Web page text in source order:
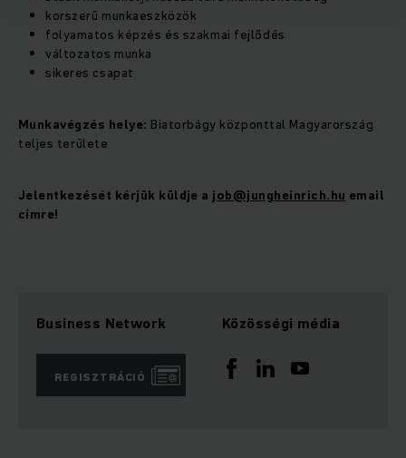
korszerű munkaeszközök
folyamatos képzés és szakmai fejlődés
változatos munka
sikeres csapat
Munkavégzés helye: Biatorbágy központtal Magyarország
teljes területe
Jelentkezését kérjük küldje a job@jungheinrich.hu email
címre!
Business Network
REGISZTRÁCIÓ
Közösségi média